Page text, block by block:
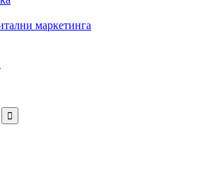
маркетинга